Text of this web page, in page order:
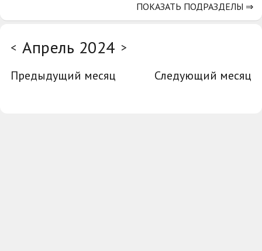
< Апрель 2024 >
Предыдущий месяц
Следующий месяц
ПОКАЗАТЬ ПОДРАЗДЕЛЫ ⇒